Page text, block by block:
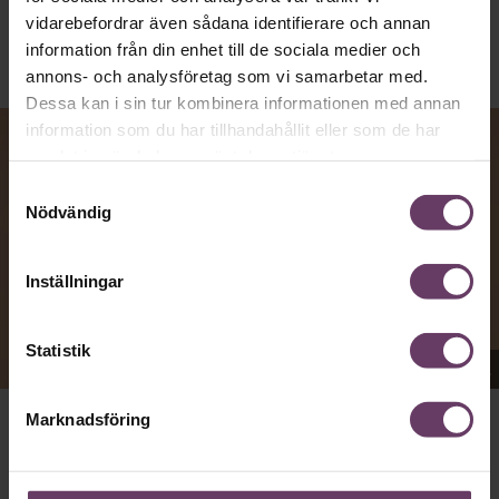
vidarebefordrar även sådana identifierare och annan
information från din enhet till de sociala medier och
annons- och analysföretag som vi samarbetar med.
Dessa kan i sin tur kombinera informationen med annan
information som du har tillhandahållit eller som de har
Nödvändig
Inställningar
Statistik
Marknadsföring
Appen Sinceerly imiterar vd:ars kortfattade språk.